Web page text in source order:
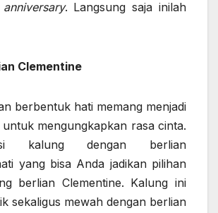
anniversary. Langsung saja inilah
Clementine
berbentuk hati memang menjadi
mengungkapkan rasa cinta.
kalung dengan berlian
yang bisa Anda jadikan pilihan
berlian Clementine. Kalung ini
sekaligus mewah dengan berlian